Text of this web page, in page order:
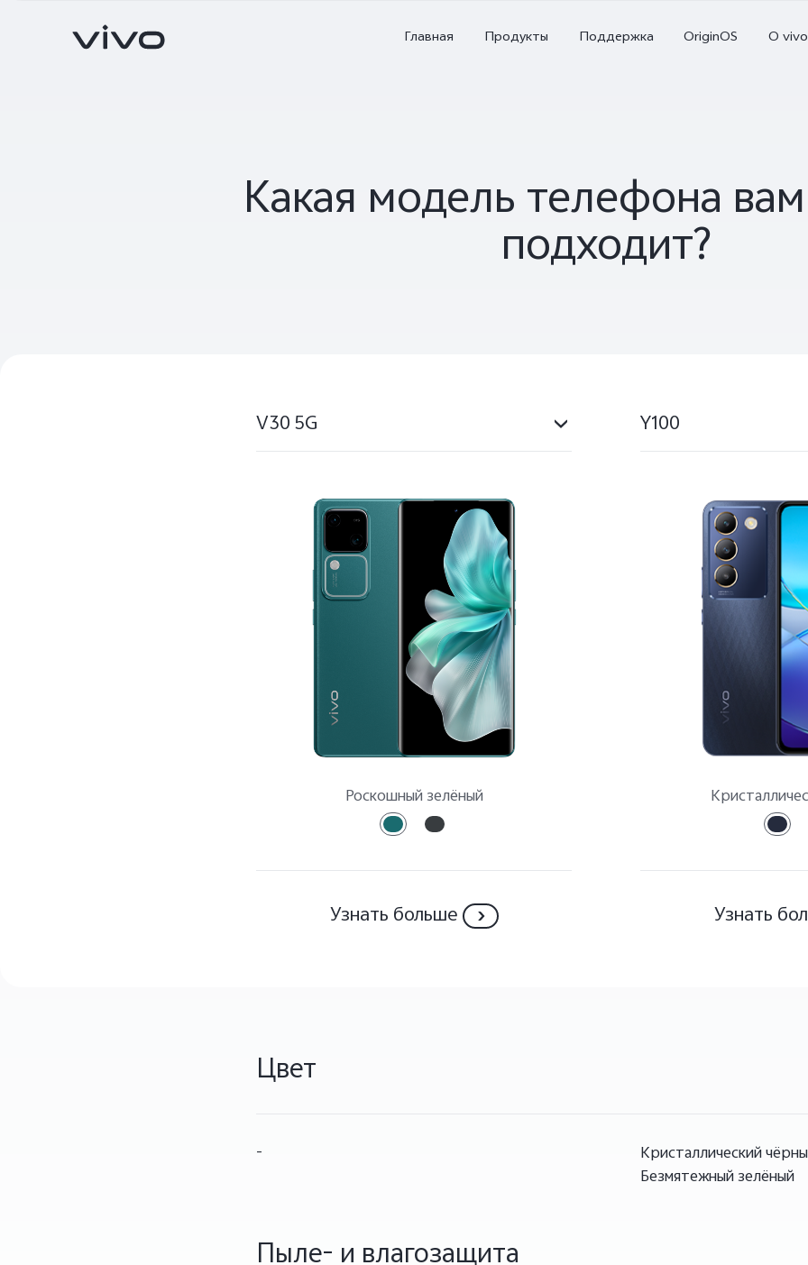
Главная Продукты Поддержка OriginOS O vivo
Какая модель телефона
подходит?
V30 5G
V-серия
Роскошный зелёный
Узнать больше
Y100
Узнать
Цвет
-
Кристаллический
Безмятежный зелёный
Y-серия